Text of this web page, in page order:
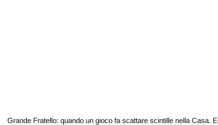
Grande Fratello: quando un gioco fa scattare scintille nella Casa.